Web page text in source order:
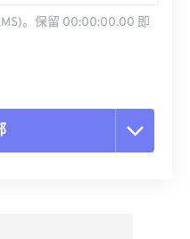
。保留 00:00:00.00 即